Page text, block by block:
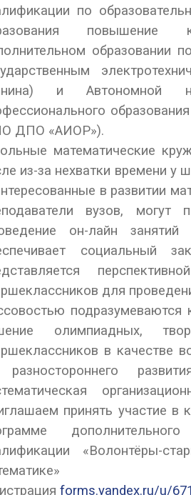
по
повышение
образовании
и Автономной
ДПО «АИОР»).
математические
из-за нехватки времени у
в развитии
вузов, могут
он-лайн
социальный
для
подразумеваются
олимпиадных,
в качестве
разностороннего
принять участие в
«Волонтёры-
forms.yandex.ru/u/